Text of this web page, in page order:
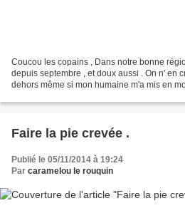
Coucou les copains , Dans notre bonne
depuis septembre , et doux aussi . On n' en
dehors même si mon humaine m'a mis en
Faire la pie crevée .
Publié le 05/11/2014 à 19:24
Par caramelou le rouquin